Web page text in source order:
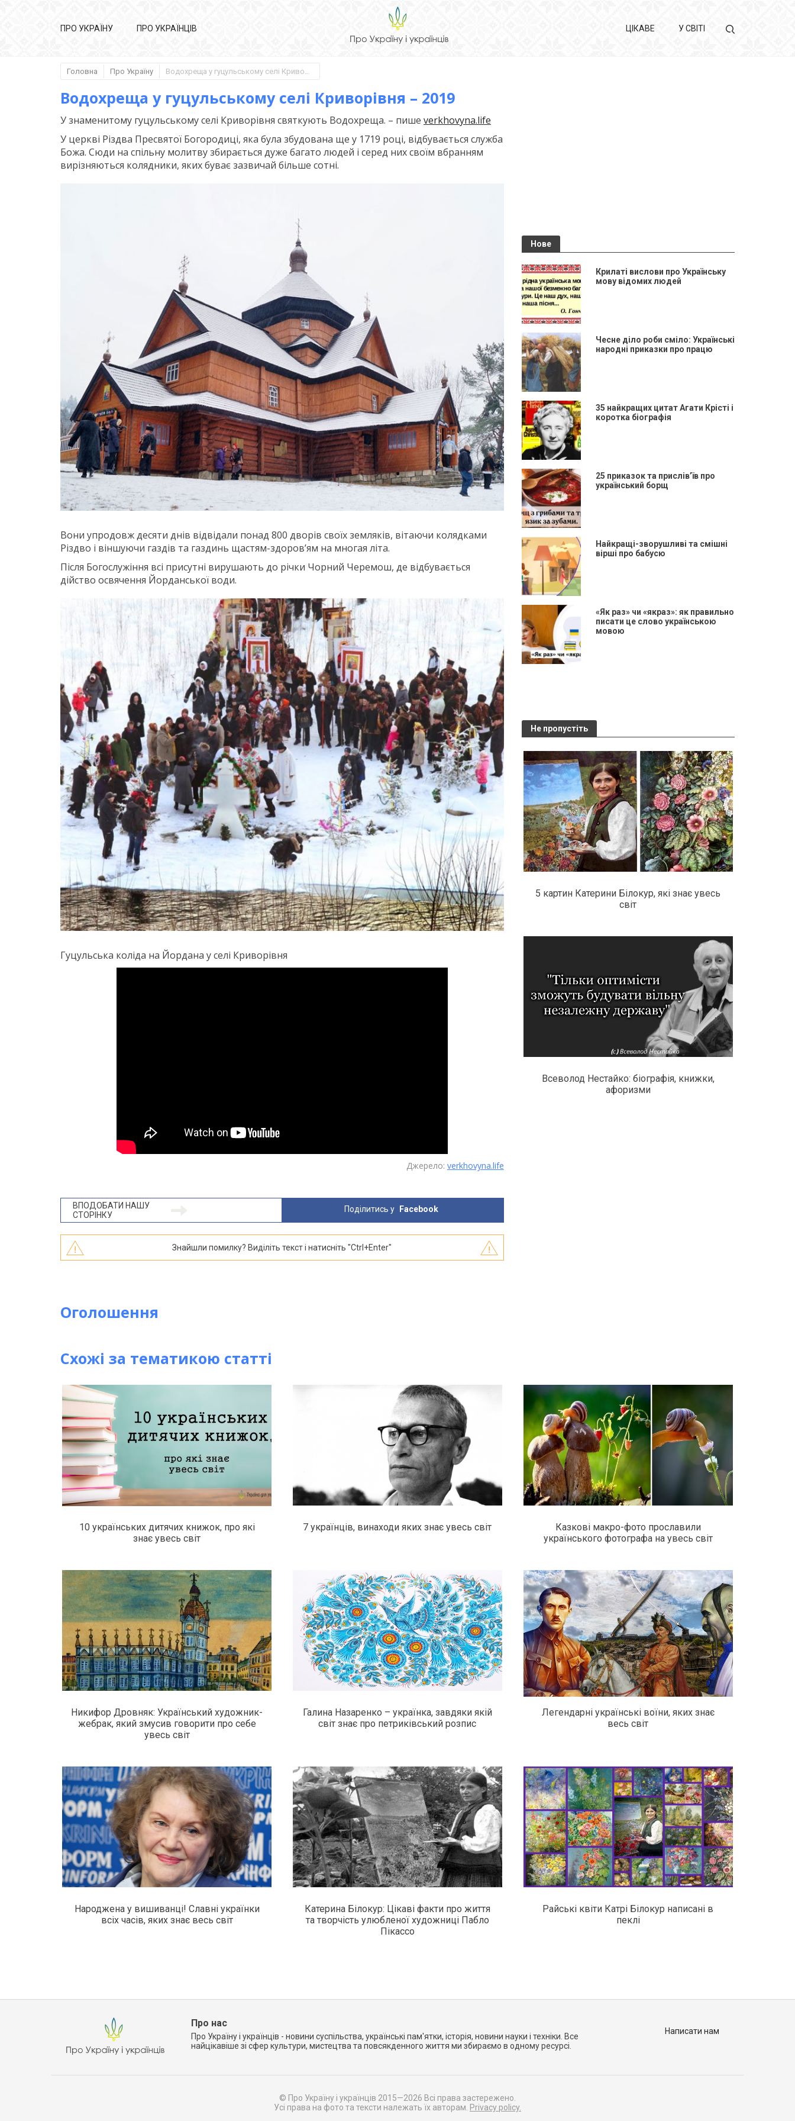
ПРО УКРАЇНУ ПРО УКРАЇНЦІВ ЦІКАВЕ У СВІТІ
Головна Про Україну Водохреща у гуцульському селі Криворівня – 2019
Водохреща у гуцульському селі Криворівня – 2019
У знаменитому гуцульському селі Криворівня святкують Водохреща. – пише verkhovyna.life
У церкві Різдва Пресвятої Богородиці, яка була збудована ще у 1719 році, відбувається служба
Божа. Сюди на спільну молитву збирається дуже багато людей і серед них своїм вбранням
вирізняються колядники, яких буває зазвичай більше сотні.
Вони упродовж десяти днів відвідали понад 800 дворів своїх земляків, вітаючи колядками
Різдво і віншуючи газдів та газдинь щастям-здоров’ям на многая літа.
Після Богослужіння всі присутні вирушають до річки Чорний Черемош, де відбувається
дійство освячення Йорданської води.
Гуцульська коліда на Йордана у селі Криворівня
Джерело: verkhovyna.life
ВПОДОБАТИ НАШУ
СТОРІНКУ
Поділитись у Facebook
Знайшли помилку? Виділіть текст і натисніть "Ctrl+Enter"
Оголошення
Нове
Крилаті вислови про Українську
мову відомих людей
Чесне діло роби сміло: Українські
народні приказки про працю
35 найкращих цитат Агати Крісті і
коротка біографія
25 приказок та прислів’їв про
український борщ
Найкращі-зворушливі та смішні
вірші про бабусю
«Як раз» чи «якраз»: як правильно
писати це слово українською
мовою
Не пропустіть
5 картин Катерини Білокур, які знає увесь
світ
Всеволод Нестайко: біографія, книжки,
афоризми
Схожі за тематикою статті
10 українських дитячих книжок, про які
знає увесь світ
7 українців, винаходи яких знає увесь світ
Казкові макро-фото прославили
українського фотографа на увесь світ
Никифор Дровняк: Український художник-
жебрак, який змусив говорити про себе
увесь світ
Галина Назаренко – українка, завдяки якій
світ знає про петриківський розпис
Легендарні українські воїни, яких знає
весь світ
Народжена у вишиванці! Славні українки
всіх часів, яких знає весь світ
Катерина Білокур: Цікаві факти про життя
та творчість улюбленої художниці Пабло
Пікассо
Райські квіти Катрі Білокур написані в
пеклі
Про нас
Про Україну і українців - новини суспільства, українські пам'ятки, історія, новини науки і техніки. Все
найцікавіше зі сфер культури, мистецтва та повсякденного життя ми збираємо в одному ресурсі.
Написати нам
© Про Україну і українців 2015—2026 Всі права застережено.
Усі права на фото та тексти належать їх авторам. Privacy policy.